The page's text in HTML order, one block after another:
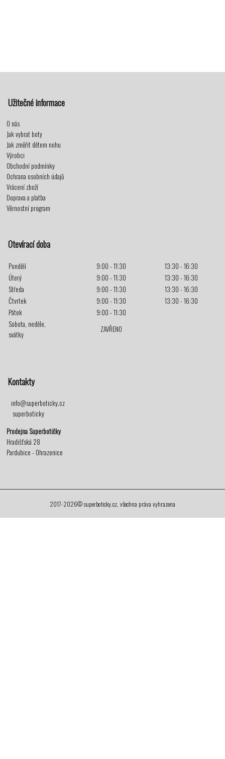
Užitečné informace
O nás
Jak vybrat boty
Jak změřit dětem nohu
Výrobci
Obchodní podmínky
Ochrana osobních údajů
Vrácení zboží
Doprava a platba
Věrnostní program
Otevírací doba
Pondělí 9:00 - 11:30
13:30 - 16:30
Úterý
9:00 - 11:30
13:30 - 16:30
Středa
9:00 - 11:30
13:30 - 16:30
Čtvrtek
9:00 - 11:30
13:30 - 16:30
Pátek
9:00 - 11:30
Sobota, neděle,
svátky
ZAVŘENO
Kontakty
info@superboticky.cz
superboticky
Prodejna Superbotičky
Hradišťská 28
Pardubice - Ohrazenice
2017-2026© superboticky.cz, všechna práva vyhrazena